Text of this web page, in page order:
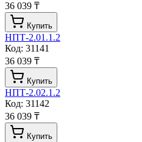
36 039 ₸
Купить
НПТ-2.01.1.2
Код: 31141
36 039 ₸
Купить
НПТ-2.02.1.2
Код: 31142
36 039 ₸
Купить